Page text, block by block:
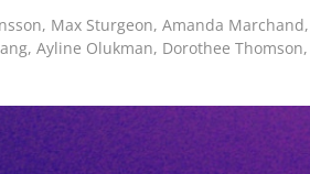
Max Sturgeon, Amanda
Ayline Olukman, Dorothee